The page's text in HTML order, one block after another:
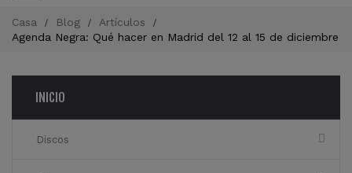
de
palanca
Casa Blog
Artículos
Agenda Negra: Qué hacer en Madrid del 12 al 15 de diciembre
INICIO
Discos